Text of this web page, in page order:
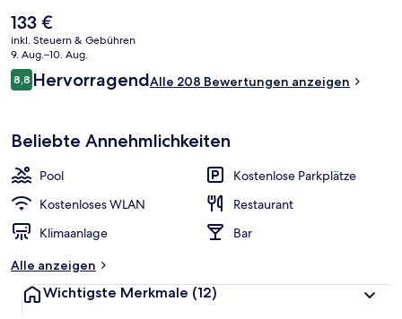
Außenpool
Der
aktuelle
Preis
beträgt
133 €.
133 €
inkl. Steuern & Gebühren
9. Aug.–10. Aug.
Bewertungen
8,88,8 von 10.
HervorragendAlle 208 Bewertungen anzeigen
Beliebte Annehmlichkeiten
Pool
Kostenlose Parkplätze
Kostenloses WLAN
Restaurant
Klimaanlage
Bar
Alle anzeigen
Wichtigste Merkmale (12)